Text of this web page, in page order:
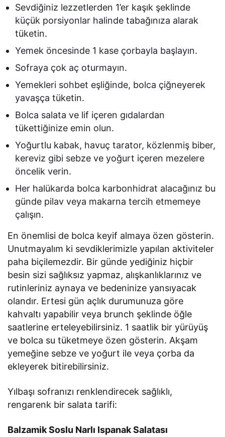
Sevdiğiniz lezzetlerden 1’er kaşık şeklinde
küçük porsiyonlar halinde tabağınıza alarak
tüketin.
Yemek öncesinde 1 kase çorbayla başlayın.
Sofraya çok aç oturmayın.
Yemekleri sohbet eşliğinde, bolca çiğneyerek
yavaşça tüketin.
Bolca salata ve lif içeren gıdalardan
tükettiğinize emin olun.
Yoğurtlu kabak, havuç tarator, közlenmiş biber,
kereviz gibi sebze ve yoğurt içeren mezelere
öncelik verin.
Her halükarda bolca karbonhidrat alacağınız bu
günde pilav veya makarna tercih etmemeye
çalışın.
En önemlisi de bolca keyif almaya özen gösterin.
Unutmayalım ki sevdiklerimizle yapılan aktiviteler
paha biçilemezdir. Bir günde yediğiniz hiçbir
besin sizi sağlıksız yapmaz, alışkanlıklarınız ve
rutinleriniz aynaya ve bedeninize yansıyacak
olandır. Ertesi gün açlık durumunuza göre
kahvaltı yapabilir veya brunch şeklinde öğle
saatlerine erteleyebilirsiniz. 1 saatlik bir yürüyüş
ve bolca su tüketmeye özen gösterin. Akşam
yemeğine sebze ve yoğurt ile veya çorba da
ekleyerek bitirebilirsiniz.
Yılbaşı sofranızı renklendirecek sağlıklı,
rengarenk bir salata tarifi:
Balzamik Soslu Narlı Ispanak Salatası